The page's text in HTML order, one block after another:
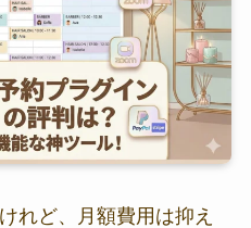
れど、月額費用は抑え